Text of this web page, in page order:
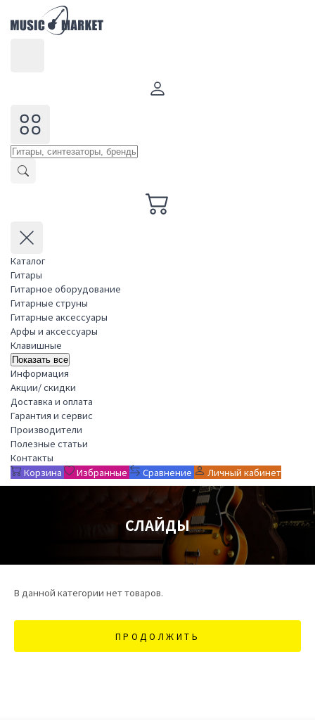
Каталог
Гитары
Гитарное оборудование
Гитарные струны
Гитарные аксессуары
Арфы и аксессуары
Клавишные
Показать все
Информация
Акции/ скидки
Доставка и оплата
Гарантия и сервис
Производители
Полезные статьи
Контакты
Корзина
Избранные Сравнение Личный кабинет
СЛАЙДЫ
В данной категории нет товаров.
ПРОДОЛЖИТЬ